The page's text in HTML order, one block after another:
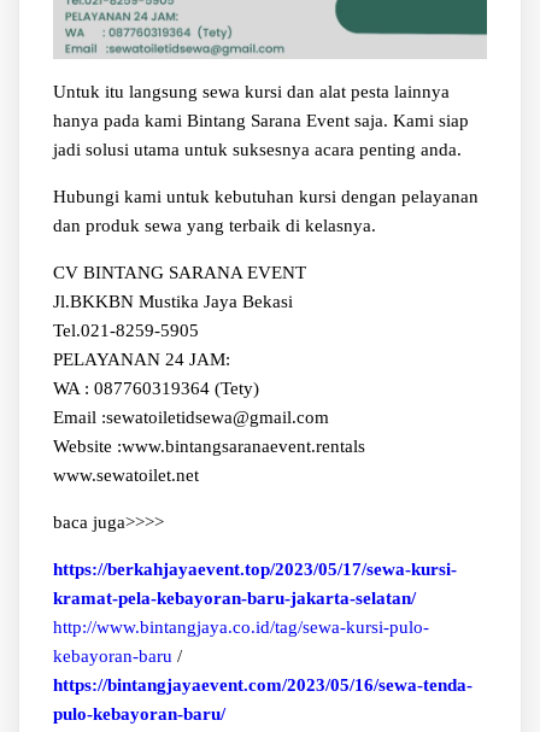
Untuk itu langsung sewa kursi dan alat pesta lainnya
hanya pada kami Bintang Sarana Event saja. Kami siap
jadi solusi utama untuk suksesnya acara penting anda.
Hubungi kami untuk kebutuhan kursi dengan pelayanan
dan produk sewa yang terbaik di kelasnya.
CV BINTANG SARANA EVENT
Jl.BKKBN Mustika Jaya Bekasi
Tel.021-8259-5905
PELAYANAN 24 JAM:
WA : 087760319364 (Tety)
Email :sewatoiletidsewa@gmail.com
Website :www.bintangsaranaevent.rentals
www.sewatoilet.net
baca juga>>>>
https://berkahjayaevent.top/2023/05/17/sewa-kursi-
kramat-pela-kebayoran-baru-jakarta-selatan/
http://www.bintangjaya.co.id/tag/sewa-kursi-pulo-
kebayoran-baru /
https://bintangjayaevent.com/2023/05/16/sewa-tenda-
pulo-kebayoran-baru/